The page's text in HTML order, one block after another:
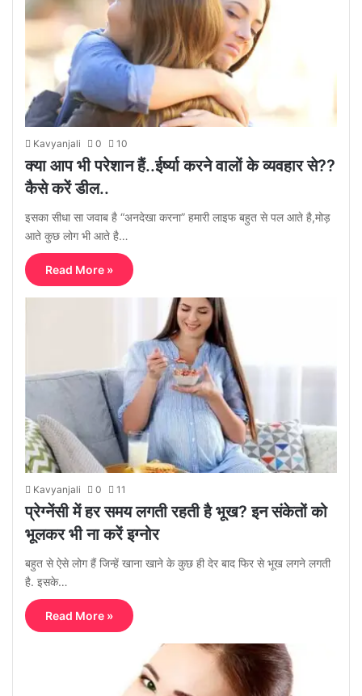
Kavyanjali 0 10
क्या आप भी परेशान हैं..ईर्ष्या करने वालों के व्यवहार से??
कैसे करें डील..
इसका सीधा सा जवाब है “अनदेखा करना” हमारी लाइफ बहुत से पल आते है,मोड़
आते कुछ लोग भी आते है…
Read More »
Kavyanjali 0 11
प्रेग्नेंसी में हर समय लगती रहती है भूख? इन संकेतों को
भूलकर भी ना करें इग्नोर
बहुत से ऐसे लोग हैं जिन्हें खाना खाने के कुछ ही देर बाद फिर से भूख लगने लगती
है. इसके…
Read More »